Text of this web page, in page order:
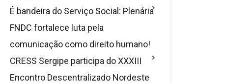
É bandeira do Serviço Social: Plenária
FNDC fortalece luta pela
comunicação como direito humano!
CRESS Sergipe participa do XXXIII
Encontro Descentralizado Nordeste